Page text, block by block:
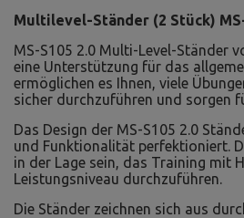
Multilevel-Ständer (2 Stück)
MS-S105 2.0 Multi-Level-Ständer
eine Unterstützung für das
ermöglichen es Ihnen, viele
sicher durchzuführen und sorgen
Das Design der MS-S105 2.0
und Funktionalität perfektioniert.
in der Lage sein, das Training mit
Leistungsniveau durchzuführen.
Die Ständer zeichnen sich aus